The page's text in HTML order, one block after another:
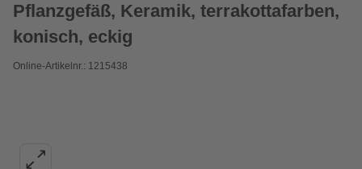
Pflanzgefäß, Keramik, terrakottafarben,
konisch, eckig
Online-Artikelnr.: 1215438